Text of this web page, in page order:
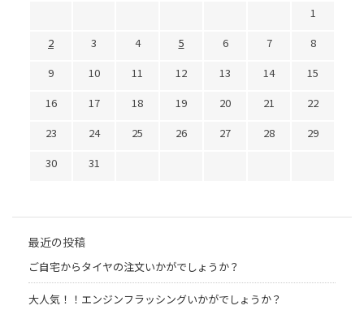
1
2
3 4 5 6 7
8
9
10 11 12 13 14
15
16
17 18 19 20 21
22
23
24 25 26 27 28
29
30
31
最近の投稿
ご自宅からタイヤの注文いかがでしょうか？
大人気！！エンジンフラッシングいかがでしょうか？